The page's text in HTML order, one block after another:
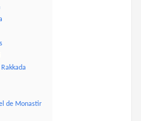
de Monastir